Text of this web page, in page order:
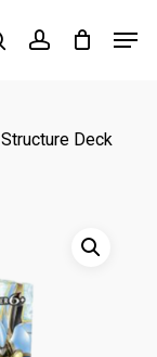
searchaccount
Structure Deck